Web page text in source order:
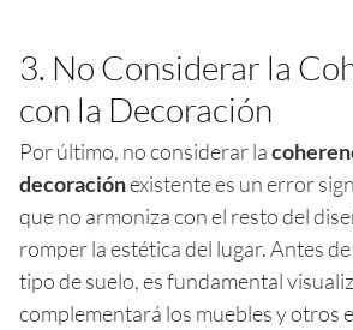
3. No Considerar la
con la Decoración
Por último, no considerar la
decoraciónexistente es un error
que no armoniza con el resto del
romper la estética del lugar. Antes
tipo de suelo, es fundamental
complementará los muebles y otros